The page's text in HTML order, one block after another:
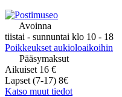
Avoinna
tiistai - sunnuntai klo 10 - 18
Poikkeukset aukioloaikoihin
Pääsymaksut
Aikuiset 16 €
Lapset (7-17) 8€
Katso muut tiedot